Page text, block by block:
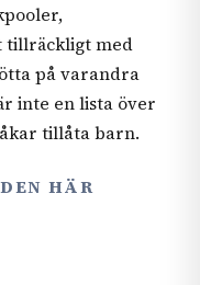
tillräckligt med
på varandra
inte en lista över
tillåta barn.
HÄR